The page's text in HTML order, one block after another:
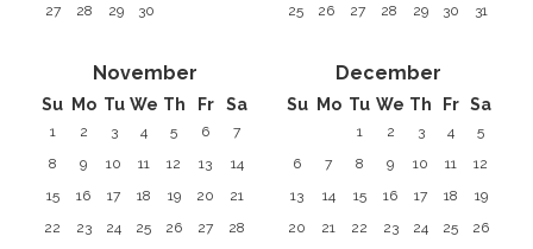
27
28 29 30
25
26 27 28 29 30 31
November
Su Mo Tu We Th Fr Sa
1 2 3 4 5 6
7
8
9 10 11 12 13
14
15
16 17 18 19 20
21
22
23 24 25 26 27
28
December
Su Mo Tu We Th Fr Sa
1 2 3 4
5
6
7 8 9 10 11
12
13
14 15 16 17 18
19
20
21 22 23 24 25
26